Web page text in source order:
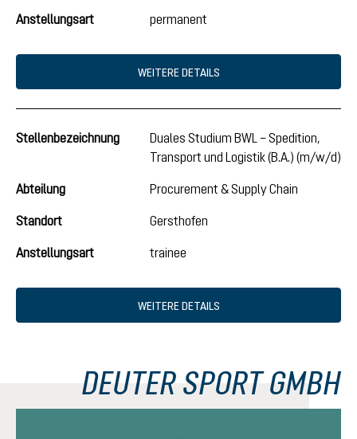
Anstellungsart permanent
WEITERE DETAILS
Stellenbezeichnung
Duales Studium BWL – Spedition,
Transport und Logistik (B.A.) (m/w/d)
Abteilung Procurement & Supply Chain
Standort Gersthofen
Anstellungsart trainee
WEITERE DETAILS
DEUTER SPORT GMBH